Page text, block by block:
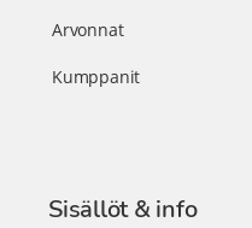
Arvonnat
Kumppanit
Sisällöt & info